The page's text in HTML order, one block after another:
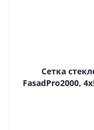
Сетка
FasadPro2000,